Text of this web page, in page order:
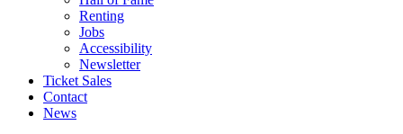
Renting
Jobs
Accessibility
Newsletter
Ticket Sales
Contact
News